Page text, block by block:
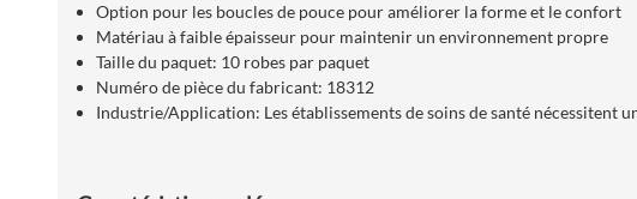
Option pour les boucles de pouce pour améliorer la forme et le confort
Matériau à faible épaisseur pour maintenir un environnement propre
Taille du paquet: 10 robes par paquet
Numéro de pièce du fabricant: 18312
Industrie/Application: Les établissements de soins de santé nécessitent